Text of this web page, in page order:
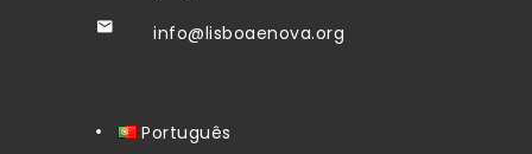
info@lisboaenova.org
Português